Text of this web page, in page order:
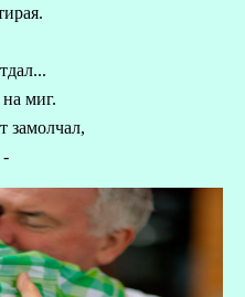
миг.
замолчал,
-